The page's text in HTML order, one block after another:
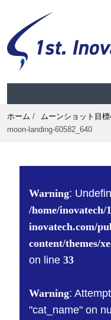
ホーム / ムーンショット目
moon-landing-60582_640
Warning:
/home/inovatech/
inovatech.com/
content/themes/
on line33
Warning:
"cat_name" on